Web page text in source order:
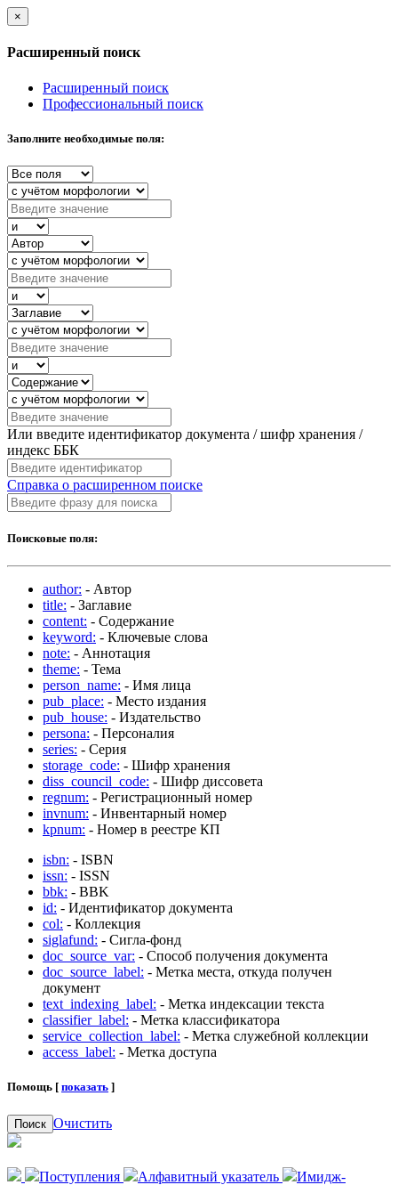
×
Расширенный поиск
Расширенный поиск
Профессиональный поиск
Заполните необходимые поля:
Или введите идентификатор документа / шифр хранения /
индекс ББК
Справка о расширенном поиске
Поисковые поля:
author: - Автор
title: - Заглавие
content: - Содержание
keyword: - Ключевые слова
note: - Аннотация
theme: - Тема
person_name: - Имя лица
pub_place: - Место издания
pub_house: - Издательство
persona: - Персоналия
series: - Серия
storage_code: - Шифр хранения
diss_council_code: - Шифр диссовета
regnum: - Регистрационный номер
invnum: - Инвентарный номер
kpnum: - Номер в реестре КП
isbn: - ISBN
issn: - ISSN
bbk: - BBK
id: - Идентификатор документа
col: - Коллекция
siglafund: - Сигла-фонд
doc_source_var: - Способ получения документа
doc_source_label: - Метка места, откуда получен
документ
text_indexing_label: - Метка индексации текста
classifier_label: - Метка классификатора
service_collection_label: - Метка служебной коллекции
access_label: - Метка доступа
Помощь [ показать ]
Поиск Очистить
Поступления Алфавитный указатель
Имидж-